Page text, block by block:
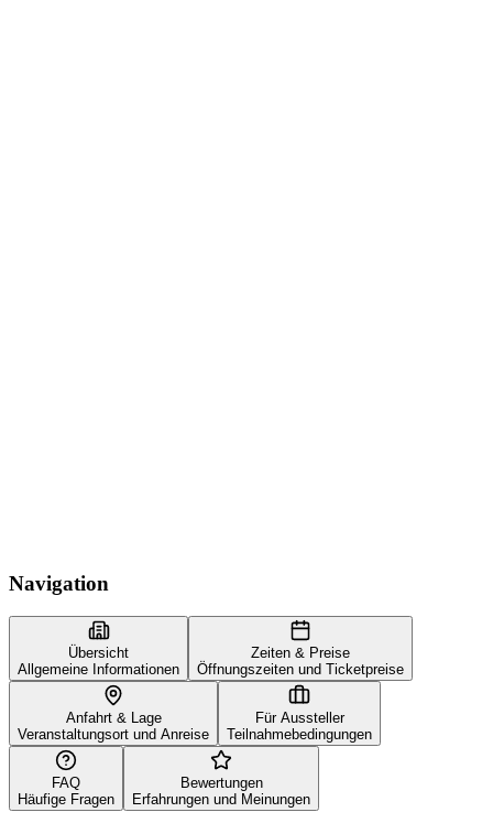
Navigation
Übersicht
Allgemeine Informationen
Zeiten & Preise
Öffnungszeiten und Ticketpreise
Anfahrt & Lage
Veranstaltungsort und Anreise
Für Aussteller
Teilnahmebedingungen
FAQ
Häufige Fragen
Bewertungen
Erfahrungen und Meinungen